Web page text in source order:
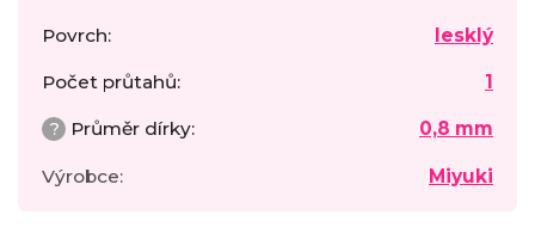
Povrch: lesklý
Počet průtahů: 1
? Průměr dírky: 0,8 mm
Výrobce: Miyuki